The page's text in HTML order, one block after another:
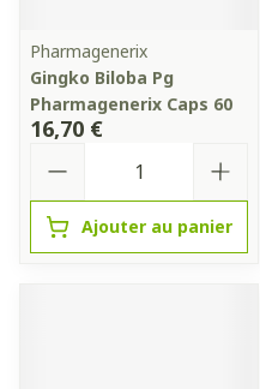
Pharmagenerix
Gingko Biloba Pg
Pharmagenerix Caps 60
16,70 €
Ajouter au panier